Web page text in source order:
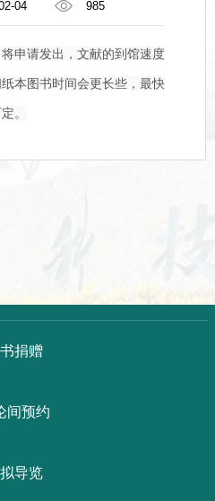
04 985
申请发出，文献的到馆速度
本图书时间会更长些，最快
。
捐赠
间预约
导览